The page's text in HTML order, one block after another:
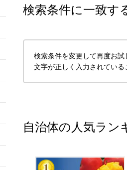
検索条件に一致す
検索条件を変更して再度お試
文字が正しく入力されてい
自治体の人気ラン